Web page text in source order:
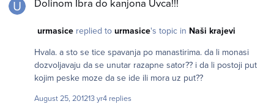
ne samo sto stanu da popricamo nego me i povezu i daju da
Dolinom Ibra do kanjona Uvca!!!
urmasicereplied to urmasice's topic in Naši krajevi
Hvala. a sto se tice spavanja po manastirima. da li monasi
dozvoljavaju da se unutar razapne sator?? i da li postoji put
kojim peske moze da se ide ili mora uz put??
August 25, 201213 yr4 replies